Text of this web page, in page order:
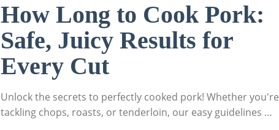
How Long to Cook Pork:
Safe, Juicy Results for
Every Cut
Unlock the secrets to perfectly cooked pork! Whether you're
tackling chops, roasts, or tenderloin, our easy guidelines …